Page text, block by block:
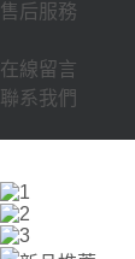
售后服務
在線留言
聯系我們